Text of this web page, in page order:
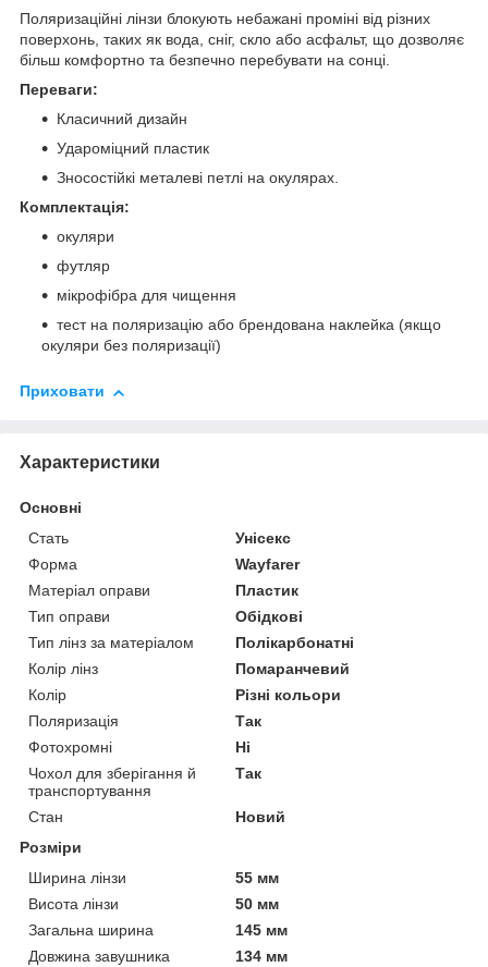
Поляризаційні лінзи блокують небажані проміні від різних
поверхонь, таких як вода, сніг, скло або асфальт, що дозволяє
більш комфортно та безпечно перебувати на сонці.
Переваги:
Класичний дизайн
Удароміцний пластик
Зносостійкі металеві петлі на окулярах.
Комплектація:
окуляри
футляр
мікрофібра для чищення
тест на поляризацію або брендована наклейка (якщо
окуляри без поляризації)
Приховати
Характеристики
Основні
Стать
Унісекс
Форма
Wayfarer
Матеріал оправи
Пластик
Тип оправи
Обідкові
Тип лінз за матеріалом
Полікарбонатні
Колір лінз
Помаранчевий
Колір
Різні кольори
Поляризація
Так
Фотохромні
Ні
Чохол для зберігання й
транспортування
Так
Стан
Новий
Розміри
Ширина лінзи
55 мм
Висота лінзи
50 мм
Загальна ширина
145 мм
Довжина завушника
134 мм